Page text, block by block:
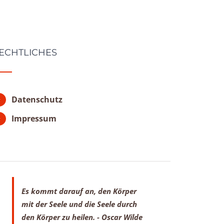
Datenschutz
Impressum
Es kommt darauf an, den Körper
mit der Seele und die Seele durch
den Körper zu heilen. - Oscar Wilde